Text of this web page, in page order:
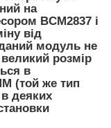
на
BCM2837 і
від
модуль не
розмір
в
(той же тип
деяких